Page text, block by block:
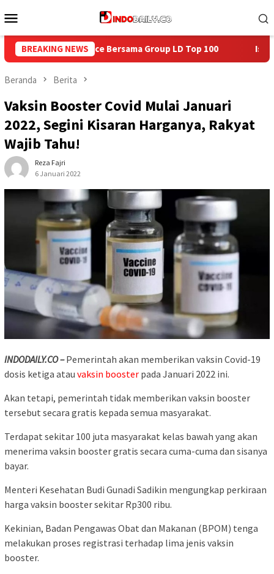
ke
Mobile
BREAKING NEWS
LD Top 100 Isi Kemerdekaan dengan Kepedulian,
Beranda Berita
Vaksin Booster Covid Mulai Januari
2022, Segini Kisaran Harganya, Rakyat
Wajib Tahu!
Reza Fajri
6 Januari 2022
INDODAILY.CO –Pemerintah akan memberikan vaksin Covid-19
dosis ketiga atau vaksin booster pada Januari 2022 ini.
Akan tetapi, pemerintah tidak memberikan vaksin booster
tersebut secara gratis kepada semua masyarakat.
Terdapat sekitar 100 juta masyarakat kelas bawah yang akan
menerima vaksin booster gratis secara cuma-cuma dan sisanya
bayar.
Menteri Kesehatan Budi Gunadi Sadikin mengungkap perkiraan
harga vaksin booster sekitar Rp300 ribu.
Kekinian, Badan Pengawas Obat dan Makanan (BPOM) tenga
melakukan proses registrasi terhadap lima jenis vaksin
booster.